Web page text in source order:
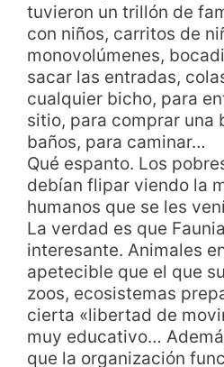
tuvieron un trillón de
con niños, carritos de
monovolúmenes,
sacar las entradas,
cualquier bicho, para
sitio, para comprar una
baños, para caminar…
Qué espanto. Los
debían flipar viendo la
humanos que se les
La verdad es que
interesante. Animales
apetecible que el que
zoos, ecosistemas
cierta «libertad de
muy educativo…
que la organización